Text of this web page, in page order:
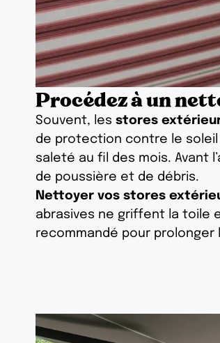
Procédez à un
Souvent, les stores
de protection contre le
saleté au fil des mois. Avant
de poussière et de débris.
Nettoyer vos stores
abrasives ne griffent la toile
recommandé pour